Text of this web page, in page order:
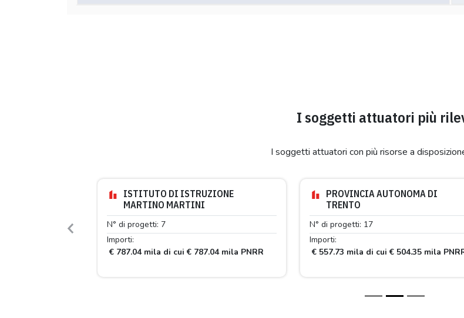
I soggetti attuatori più
I soggetti attuatori con più risorse a
ISTITUTO DI ISTRUZIONE
MARTINO MARTINI
N° di progetti: 7
Importi:
€ 787.04 mila di cui € 787.04 mila PNRR
PROVINCIA AUTONOMA DI
TRENTO
N° di progetti: 17
Importi:
€ 557.73 mila di cui € 504.35 mila
Previous